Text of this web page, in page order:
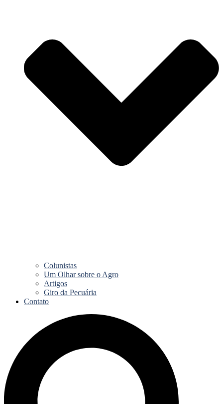
Colunistas
Um Olhar sobre o Agro
Artigos
Giro da Pecuária
Contato